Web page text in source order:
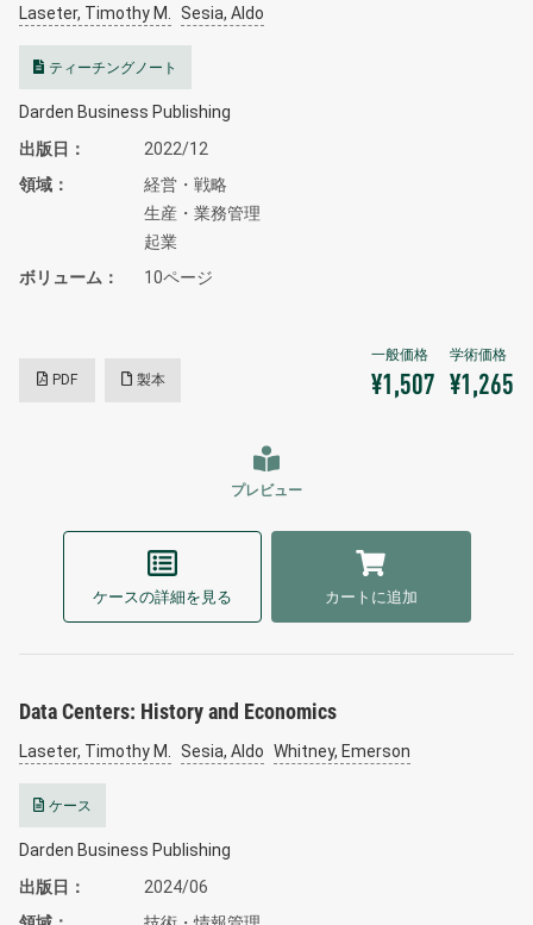
Laseter, Timothy M. Sesia, Aldo
ティーチングノート
Darden Business Publishing
出版日
2022/12
領域
経営・戦略
生産・業務管理
起業
ボリューム
10ページ
PDF 製本 ¥1,507 ¥1,265
プレビュー
ケースの詳細を見る カートに追加
Data Centers: History and Economics
Laseter, Timothy M. Sesia, Aldo Whitney, Emerson
ケース
Darden Business Publishing
出版日
2024/06